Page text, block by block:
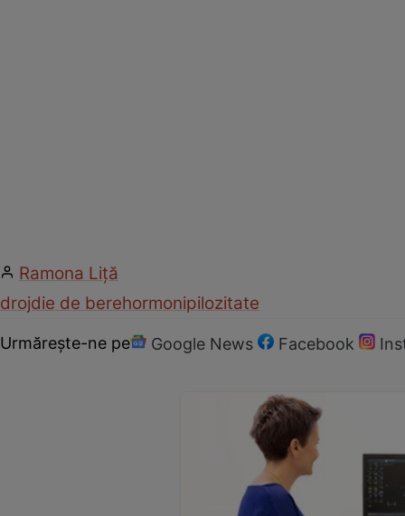
Ramona Liţă
drojdie de berehormonipilozitate
Urmărește-ne pe Google News Facebook